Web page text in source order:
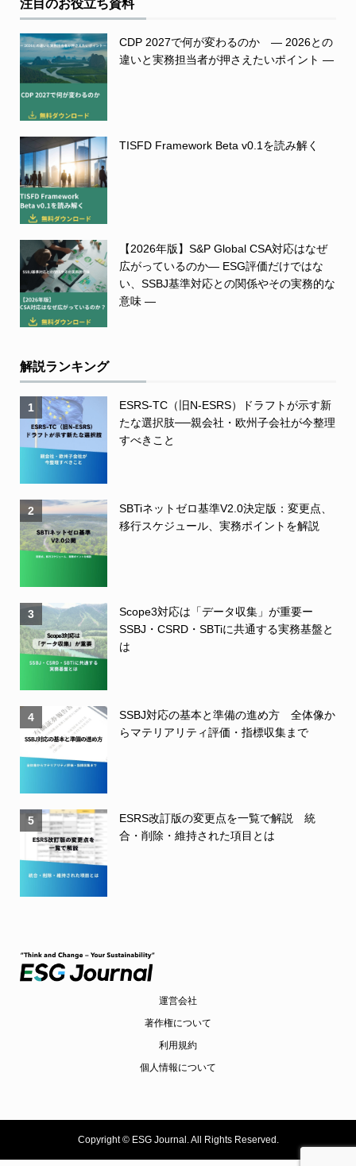
注目のお役立ち資料
CDP 2027で何が変わるのか ― 2026との
違いと実務担当者が押さえたいポイント ―
TISFD Framework Beta v0.1を読み解く
【2026年版】S&P Global CSA対応はなぜ
広がっているのか― ESG評価だけではな
い、SSBJ基準対応との関係やその実務的な
意味 ―
解説ランキング
1
ESRS-TC（旧N-ESRS）ドラフトが示す新
たな選択肢──親会社・欧州子会社が今整理
すべきこと
2
SBTiネットゼロ基準V2.0決定版：変更点、
移行スケジュール、実務ポイントを解説
3
Scope3対応は「データ収集」が重要ー
SSBJ・CSRD・SBTiに共通する実務基盤と
は
4
SSBJ対応の基本と準備の進め方 全体像か
らマテリアリティ評価・指標収集まで
5
ESRS改訂版の変更点を一覧で解説 統
合・削除・維持された項目とは
運営会社
著作権について
利用規約
個人情報について
Copyright ©ESG Journal. All Rights Reserved.